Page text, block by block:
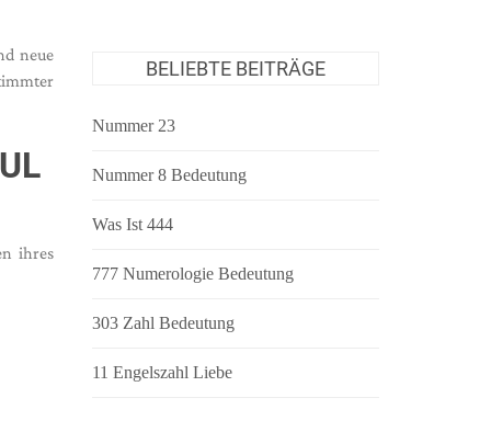
neue
ihres
BELIEBTE BEITRÄGE
Nummer 23
Nummer 8 Bedeutung
Was Ist 444
777 Numerologie Bedeutung
303 Zahl Bedeutung
11 Engelszahl Liebe